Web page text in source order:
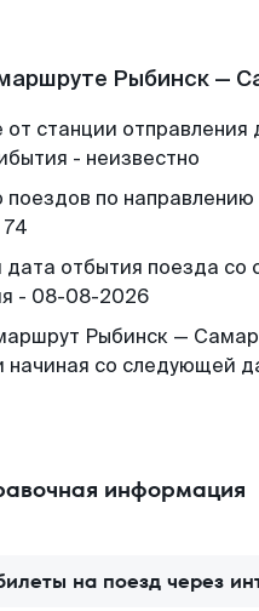
Рыбинск —
от станции отправления
- неизвестно
поездов по
отбытия поезда со
- 08-08-2026
Рыбинск —
начиная со следующей
информация
на поезд через